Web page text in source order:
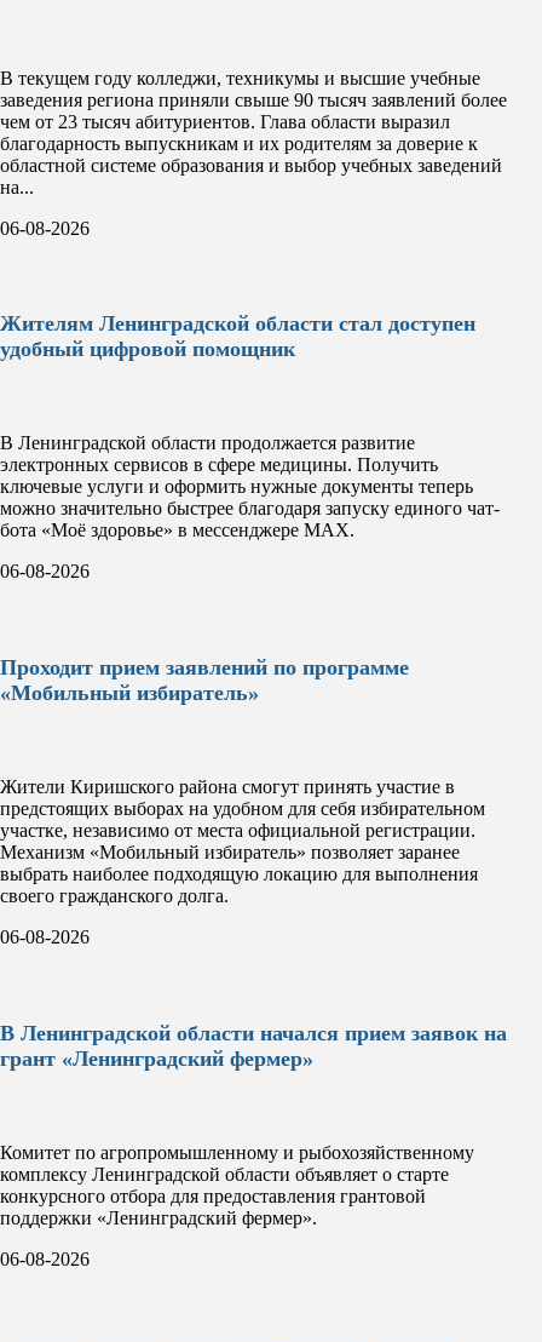
В текущем году колледжи, техникумы и высшие учебные
заведения региона приняли свыше 90 тысяч заявлений более
чем от 23 тысяч абитуриентов. Глава области выразил
благодарность выпускникам и их родителям за доверие к
областной системе образования и выбор учебных заведений
на...
06-08-2026
Жителям Ленинградской области стал доступен
удобный цифровой помощник
В Ленинградской области продолжается развитие
электронных сервисов в сфере медицины. Получить
ключевые услуги и оформить нужные документы теперь
можно значительно быстрее благодаря запуску единого чат-
бота «Моё здоровье» в мессенджере MAX.
06-08-2026
Проходит прием заявлений по программе
«Мобильный избиратель»
Жители Киришского района смогут принять участие в
предстоящих выборах на удобном для себя избирательном
участке, независимо от места официальной регистрации.
Механизм «Мобильный избиратель» позволяет заранее
выбрать наиболее подходящую локацию для выполнения
своего гражданского долга.
06-08-2026
В Ленинградской области начался прием заявок на
грант «Ленинградский фермер»
Комитет по агропромышленному и рыбохозяйственному
комплексу Ленинградской области объявляет о старте
конкурсного отбора для предоставления грантовой
поддержки «Ленинградский фермер».
06-08-2026